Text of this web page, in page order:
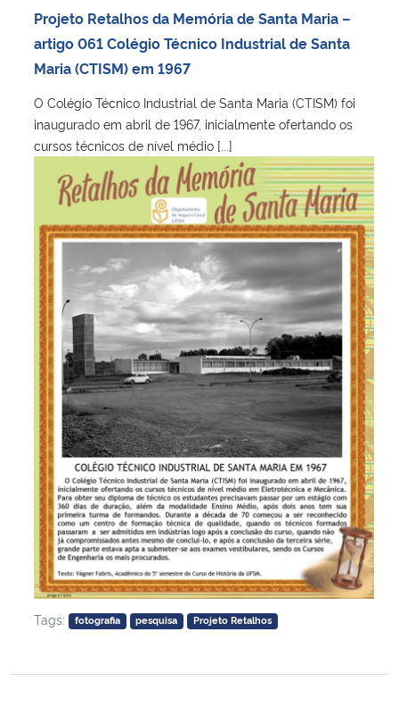
Projeto Retalhos da Memória de Santa Maria –
artigo 061 Colégio Técnico Industrial de Santa
Maria (CTISM) em 1967
O Colégio Técnico Industrial de Santa Maria (CTISM) foi
inaugurado em abril de 1967, inicialmente ofertando os
cursos técnicos de nível médio [...]
Tags: fotografia pesquisa Projeto Retalhos